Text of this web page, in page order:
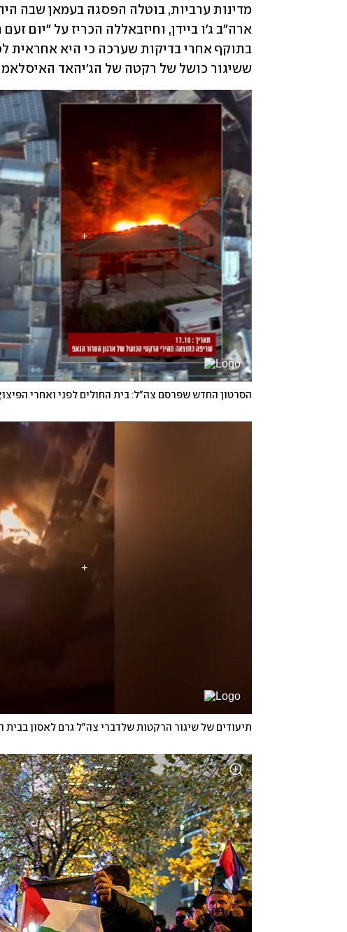
ששיגור כושל של רקטה של הג'יהאד
הסרטון החדש שפרסם צה"ל: בית החולים לפני ואחרי